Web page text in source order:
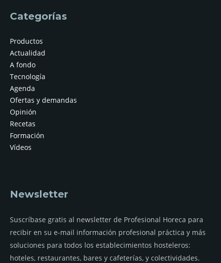
Categorías
Productos
Actualidad
A fondo
Tecnología
Agenda
Ofertas y demandas
Opinión
Recetas
Formación
Vídeos
Newsletter
Suscríbase gratis al newsletter de Profesional Horeca para
recibir en su e-mail información profesional práctica y más
soluciones para todos los establecimientos hosteleros:
hoteles, restaurantes, bares y cafeterías, y colectividades.